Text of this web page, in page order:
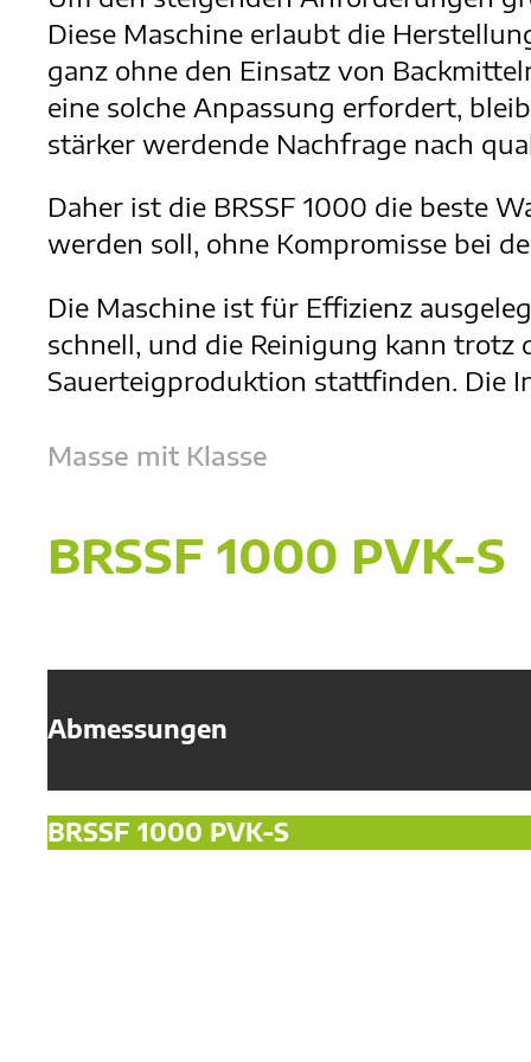
Diese Maschine erlaubt die
ganz ohne den Einsatz von
eine solche Anpassung erfordert,
stärker werdende Nachfrage nach
Daher ist die BRSSF 1000 die beste
werden soll, ohne Kompromisse bei
Die Maschine ist für Effizienz
schnell, und die Reinigung kann
Sauerteigproduktion stattfinden. Die
Masse mit Klasse
BRSSF 1000 PVK-S
Abmessungen
BRSSF 1000 PVK-S